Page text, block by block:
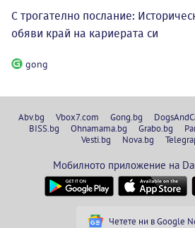
С трогателно послание:
обяви край на кариерата си
gong
Abv.bg Vbox7.com Gong.bg
BISS.bg
Ohnamama.bg Grabo.bg
Vesti.bg
Nova.bg
Мобилното приложение на
Четете ни в Google